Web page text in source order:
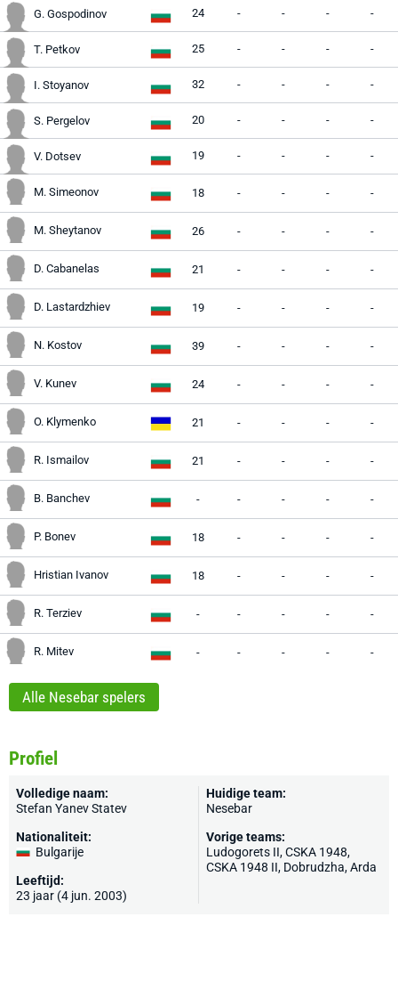
G. Gospodinov 24 - - - -
T. Petkov 25 - - - -
I. Stoyanov 32 - - - -
S. Pergelov 20 - - - -
V. Dotsev 19 - - - -
M. Simeonov 18 - - - -
M. Sheytanov 26 - - - -
D. Cabanelas 21 - - - -
D. Lastardzhiev 19 - - - -
N. Kostov 39 - - - -
V. Kunev 24 - - - -
O. Klymenko 21 - - - -
R. Ismailov 21 - - - -
B. Banchev - - - - -
P. Bonev 18 - - - -
Hristian Ivanov 18 - - - -
R. Terziev - - - - -
R. Mitev - - - - -
Alle Nesebar spelers
Profiel
Volledige naam:
Stefan Yanev Statev
Nationaliteit:
Bulgarije
Leeftijd:
23 jaar (4 jun. 2003)
Huidige team:
Nesebar
Vorige teams:
Ludogorets II,CSKA 1948,
CSKA 1948 II, Dobrudzha,Arda